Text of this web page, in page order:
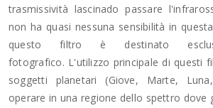
trasmissività lascinado passare
non ha quasi nessuna sensibilità in
questo filtro è destinato
fotografico. L'utilizzo principale di questi
soggetti planetari (Giove, Marte,
operare in una regione dello spettro dove